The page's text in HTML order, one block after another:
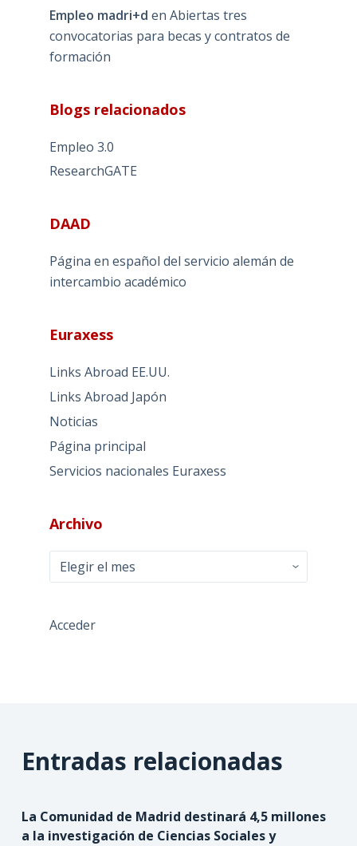
Empleo madri+d en Abiertas tres
convocatorias para becas y contratos de
formación
Blogs relacionados
Empleo 3.0
ResearchGATE
DAAD
Página en español del servicio alemán de
intercambio académico
Euraxess
Links Abroad EE.UU.
Links Abroad Japón
Noticias
Página principal
Servicios nacionales Euraxess
Archivo
Archivo
Acceder
Entradas relacionadas
La Comunidad de Madrid destinará 4,5 millones
a la investigación de Ciencias Sociales y